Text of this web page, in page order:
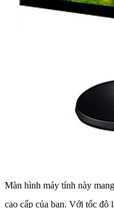
Màn hình máy tính này
cao cấp của bạn. Với tốc độ